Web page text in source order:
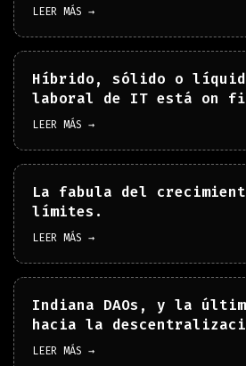
LEER MÁS →
Híbrido, sólido o
laboral de IT está on
LEER MÁS →
La fabula del
límites.
LEER MÁS →
Indiana DAOs, y la
hacia la
LEER MÁS →